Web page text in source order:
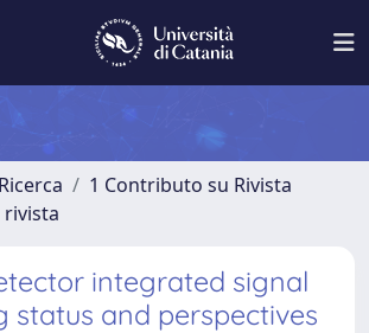
1 Contributo su Rivista
rivista
integrated signal
status and perspectives